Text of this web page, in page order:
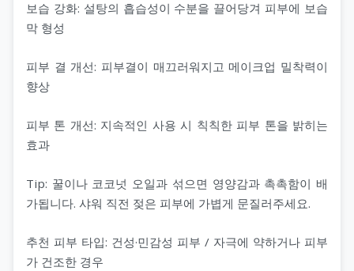
보습 강화: 설탕의 흡습성이 수분을 끌어당겨 피부에 보습
막 형성
피부 결 개선: 피부결이 매끄러워지고 메이크업 밀착력이
향상
피부 톤 개선: 지속적인 사용 시 칙칙한 피부 톤을 밝히는
효과
Tip: 꿀이나 코코넛 오일과 섞으면 영양감과 촉촉함이 배
가됩니다. 샤워 직전 젖은 피부에 가볍게 문질러주세요.
추천 피부 타입: 건성·민감성 피부 / 자극에 약하거나 피부
가 건조한 경우